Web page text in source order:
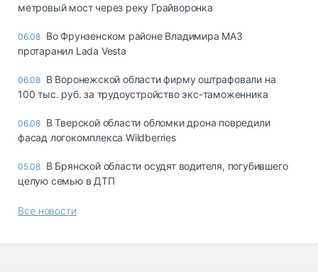
метровый мост через реку Грайворонка
06.08 Во Фрунзенском районе Владимира МАЗ
протаранил Lada Vesta
06.08 В Воронежской области фирму оштрафовали на
100 тыс. руб. за трудоустройство экс-таможенника
06.08 В Тверской области обломки дрона повредили
фасад логокомплекса Wildberries
05.08 В Брянской области осудят водителя, погубившего
целую семью в ДТП
Все новости